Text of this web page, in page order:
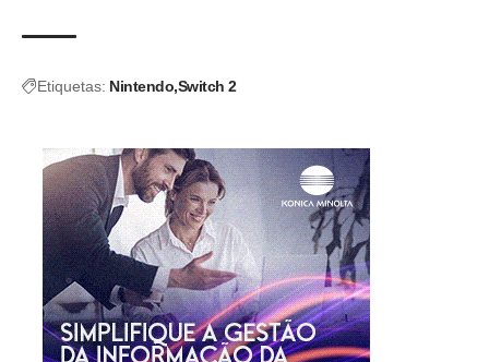
Etiquetas: Nintendo Switch 2